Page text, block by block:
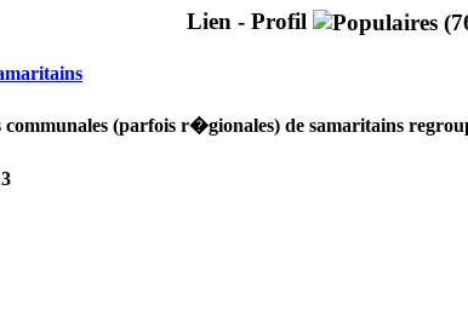
Lien - Profil
communales (parfois r�gionales) de samaritains